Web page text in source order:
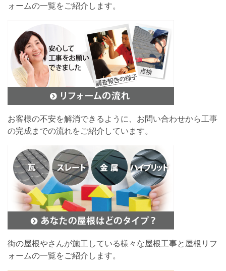
ォームの一覧をご紹介します。
お客様の不安を解消できるように、お問い合わせから工事
の完成までの流れをご紹介しています。
街の屋根やさんが施工している様々な屋根工事と屋根リフ
ォームの一覧をご紹介します。